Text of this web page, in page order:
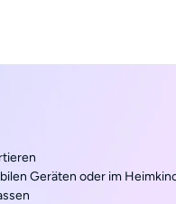
Geräten oder im